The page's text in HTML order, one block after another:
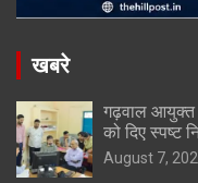
खबरे
गढ़वाल आयुक्त
को दिए स्पष्ट
August 7,